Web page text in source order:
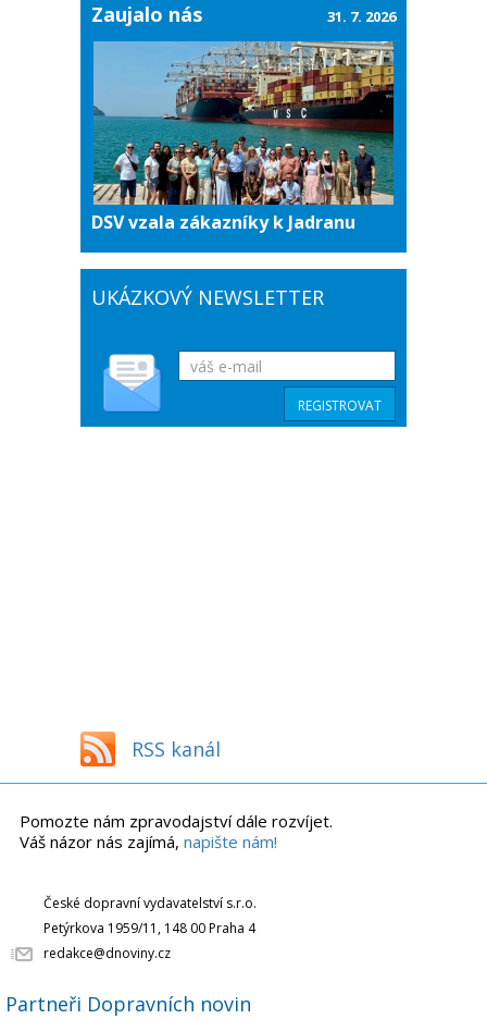
Zaujalo nás
DSV vzala zákazníky k Jadranu
31. 7. 2026
UKÁZKOVÝ NEWSLETTER
RSS kanál
Pomozte nám zpravodajství dále rozvíjet.
Váš názor nás zajímá, napište nám!
České dopravní vydavatelství s.r.o.
Petýrkova 1959/11, 148 00 Praha 4
redakce@dnoviny.cz
Partneři Dopravních novin